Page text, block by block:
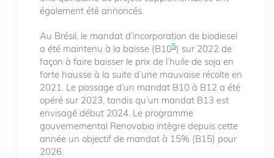
également été annoncés.
Au Brésil, le mandat d’incorporation de biodiesel
a été maintenu à la baisse (B105) sur 2022 de
façon à faire baisser le prix de l’huile de soja en
forte hausse à la suite d’une mauvaise récolte en
2021. Le passage d’un mandat B10 à B12 a été
opéré sur 2023, tandis qu’un mandat B13 est
envisagé début 2024. Le programme
gouvernemental Renovabio intègre depuis cette
année un objectif de mandat à 15% (B15) pour
2026.